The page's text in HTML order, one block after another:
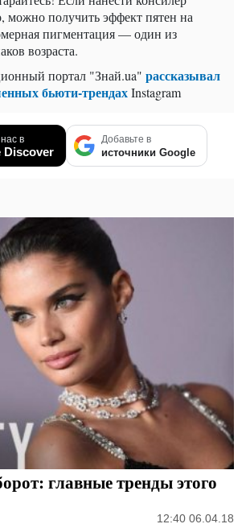
можно получить эффект пятен на
пигментация — один из
возраста.
портал "Знай.ua" рассказывал
бьюти-трендахInstagram
в
Discover
Добавьте в
источники Google
главные тренды этого
12:40 06.04.18